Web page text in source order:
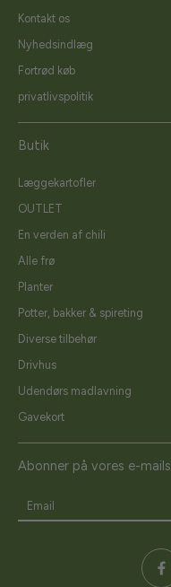
Kontakt os
Nyhedsindlæg
Fortrød køb
privatlivspolitik
Butik
Læggekartofler
OUTLET
En verden af chili
Alle frø
Planter
Potter, bakker & spireting
Diverse tilbehør
Drivhus
Udendørs madlavning
Gavekort
Abonner på vores e-mails
Email